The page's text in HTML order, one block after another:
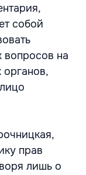
собой
вопросов на
органов,
прав
лишь о